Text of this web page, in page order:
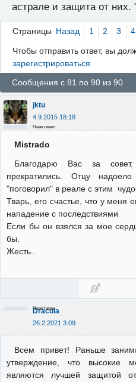
Правила
Регистрация
Вход
астрале и защита от
Страницы Назад 1 2 3 4
Чтобы отправить ответ, вы
зарегистрироваться
Сообщения с 81 по 90 из 90
jktu
4.9.2015 18:18
Неактивен
Mistrado
Благодарю Вас за
прекратились. Отцу
"поговорил" в реале с этим
Тварь, его счастье, что у меня
нападение с последствиями
Если бы он взялся за мое
бы.
Жесть..
Dracula
26.2.2021 3:09
Неактивен
Всем привет! Раньше
утверждение, что высокие
являются лучшей защитой